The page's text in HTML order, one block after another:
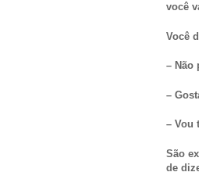
você
Você
– Não
–
– Vou
São
de